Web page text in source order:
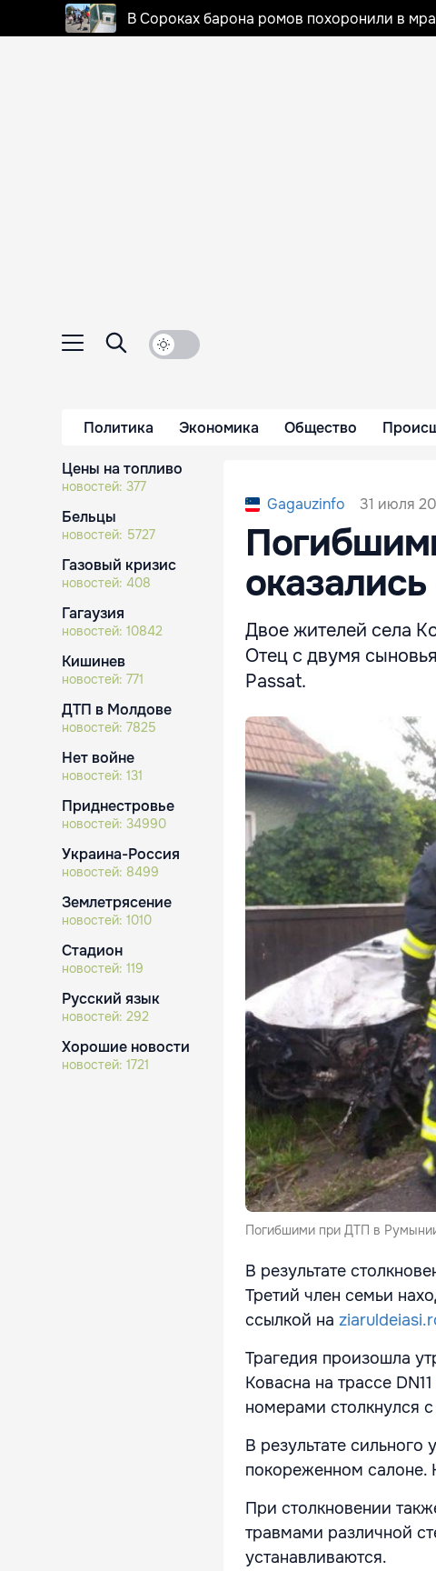
В Сороках барона ромов похоронили в
Политика Экономика Общество
Цены на топливо
новостей: 377
Бельцы
новостей: 5727
Газовый кризис
новостей: 408
Гагаузия
новостей: 10842
Кишинев
новостей: 771
ДТП в Молдове
новостей: 7825
Нет войне
новостей: 131
Приднестровье
новостей: 34990
Украина-Россия
новостей: 8499
Землетрясение
новостей: 1010
Стадион
новостей: 119
Русский язык
новостей: 292
Хорошие новости
новостей: 1721
Gagauzinfo 31 июля
Двое жителей села
Отец с двумя
Passat.
Погибшими при ДТП в
В результате
Третий член семьи
ссылкой на
Трагедия произошла
Ковасна на трассе
номерами столкнулся
В результате
покореженном салоне.
При столкновении
травмами различной
устанавливаются.